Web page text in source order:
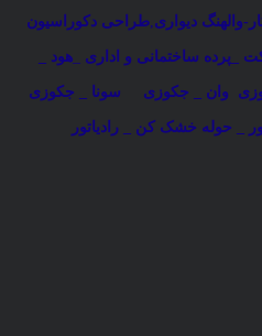
والهنگ دیواری ,طراحی دکوراسیون
_پرده ساختمانی و اداری _هود _
وان _ جکوزی سونا _ جکوزی
_ حوله خشک کن _ رادیاتور